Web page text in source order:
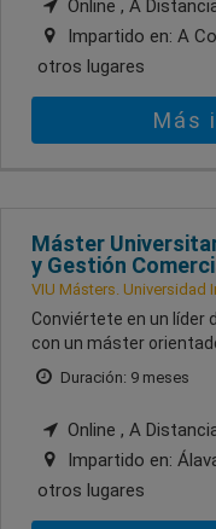
Online , A
Impartido en: A
otros lugares
Más
Máster
y Gestión
VIU Másters. Universidad
Conviértete en un líder
con un máster
Duración: 9 meses
Online , A
Impartido en:
otros lugares